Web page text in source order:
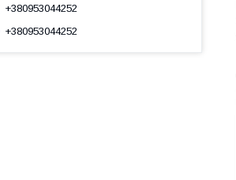
+380953044252
+380953044252